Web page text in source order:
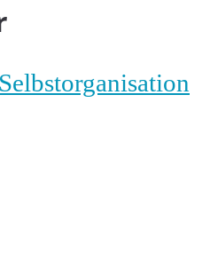
Selbstorganisation